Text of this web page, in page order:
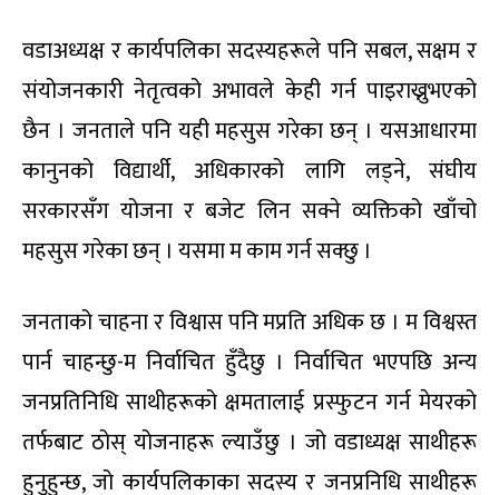
वडाअध्यक्ष र कार्यपलिका सदस्यहरूले पनि सबल, सक्षम र
संयोजनकारी नेतृत्वको अभावले केही गर्न पाइराख्नुभएको
छैन । जनताले पनि यही महसुस गरेका छन् । यसआधारमा
कानुनको विद्यार्थी, अधिकारको लागि लड्ने, संघीय
सरकारसँग योजना र बजेट लिन सक्ने व्यक्तिको खाँचो
महसुस गरेका छन् । यसमा म काम गर्न सक्छु ।
जनताको चाहना र विश्वास पनि मप्रति अधिक छ । म विश्वस्त
पार्न चाहन्छु-म निर्वाचित हुँदैछु । निर्वाचित भएपछि अन्य
जनप्रतिनिधि साथीहरूको क्षमतालाई प्रस्फुटन गर्न मेयरको
तर्फबाट ठोस् योजनाहरू ल्याउँछु । जो वडाध्यक्ष साथीहरू
हुनुहुन्छ, जो कार्यपलिकाका सदस्य र जनप्रनिधि साथीहरू